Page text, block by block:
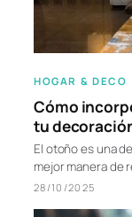
HOGAR & DECO
Cómo
tu
El otoño es una
mejor manera de
28/10/2025